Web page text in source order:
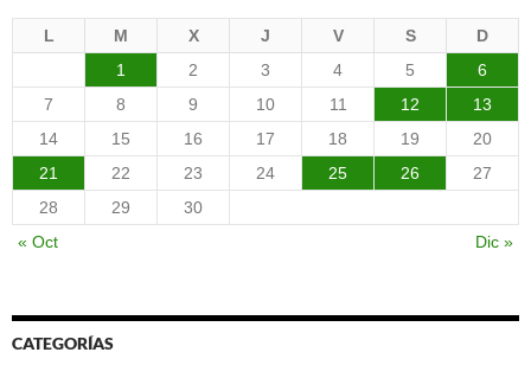
L M X J V S
D
1
2 3 4 5
6
7
8 9 10 11 12
13
14
15 16 17 18 19
20
21
22 23 24 25 26
27
28
29
30
« Oct
Dic »
CATEGORÍAS